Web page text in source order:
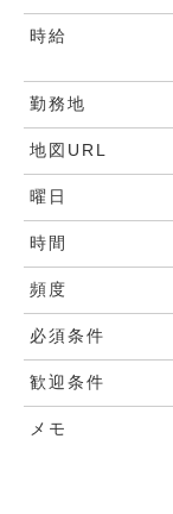
時給
勤務地
地図URL
曜日
時間
頻度
必須条件
歓迎条件
メモ